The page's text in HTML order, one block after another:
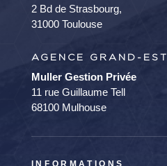
2 Bd de Strasbourg,
31000 Toulouse
AGENCE GRAND-EST
Muller Gestion Privée
11 rue Guillaume Tell
68100 Mulhouse
INFORMATIONS